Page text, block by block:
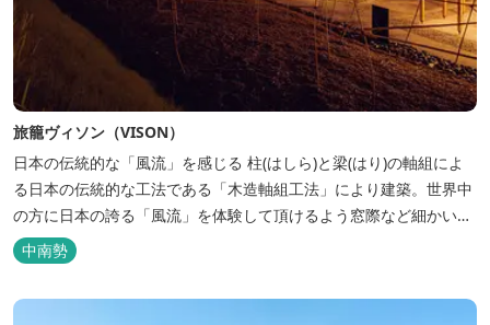
旅籠ヴィソン（VISON）
日本の伝統的な「風流」を感じる 柱(はしら)と梁(はり)の軸組によ
る日本の伝統的な工法である「木造軸組工法」により建築。世界中
の方に日本の誇る「風流」を体験して頂けるよう窓際など細かいデ
ィテールにこだわりました。4棟から成る旅籠棟では各棟1階に入居
するテナントプロデュースにより洗練された世界観を各客室でお楽
しみいただけ...
中南勢